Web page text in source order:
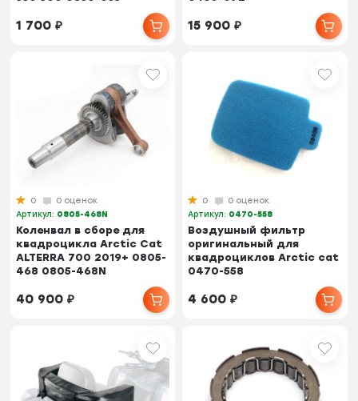
1 700₽ 15 900₽
0
0 оценок
Артикул: 0805-468N
Коленвал в сборе для
квадроцикла Arctic Cat
ALTERRA 700 2019+ 0805-
468 0805-468N
40 900₽
0
0 оценок
Артикул: 0470-558
Воздушный фильтр
оригинальный для
квадроциклов Arctic cat
0470-558
4 600₽